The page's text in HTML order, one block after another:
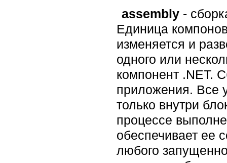
assembly -
Единица
изменяется и
одного или
компонент .NET.
приложения. Все
только внутри
процессе
обеспечивает ее
любого